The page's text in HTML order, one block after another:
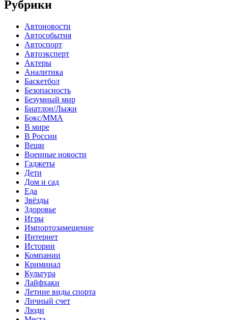
Рубрики
Автоновости
Автособытия
Автоспорт
Автоэксперт
Актеры
Аналитика
Баскетбол
Безопасность
Безумный мир
Биатлон/Лыжи
Бокс/MMA
В мире
В России
Вещи
Военные новости
Гаджеты
Дети
Дом и сад
Еда
Звёзды
Здоровье
Игры
Импортозамещение
Интернет
Истории
Компании
Криминал
Культура
Лайфхаки
Летние виды спорта
Личный счет
Люди